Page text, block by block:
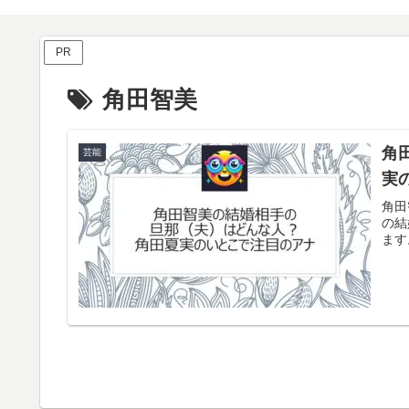
PR
角田智美
芸能
角
実
角
の
ま